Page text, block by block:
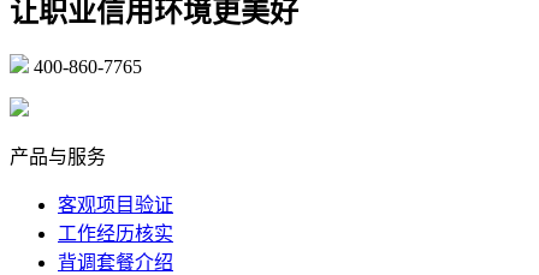
让职业信用环境更美好
400-860-7765
产品与服务
客观项目验证
工作经历核实
背调套餐介绍